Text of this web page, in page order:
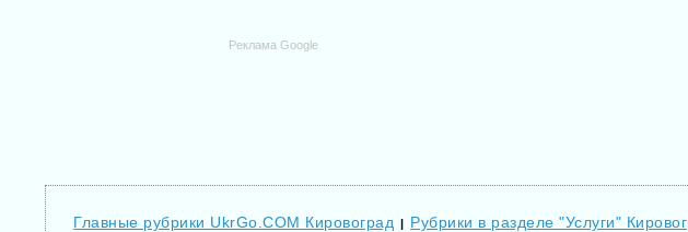
Реклама Google
Главные рубрики UkrGo.COM Кировоград | Рубрики в разделе "Услуги"